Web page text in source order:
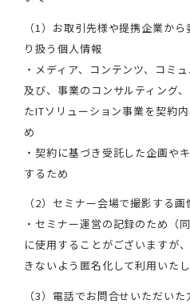
（1）お取引先様や提携企業か
り扱う個人情報
・メディア、コンテンツ、コミ
及び、事業のコンサルティング
たITソリューション事業を契約
め
・契約に基づき受託した企画や
するため
（2）セミナー会場で撮影する画
・セミナー運営の記録のため（
に使用することがございますが
きないよう匿名化して利用いたし
（3）電話でお問合せいただい